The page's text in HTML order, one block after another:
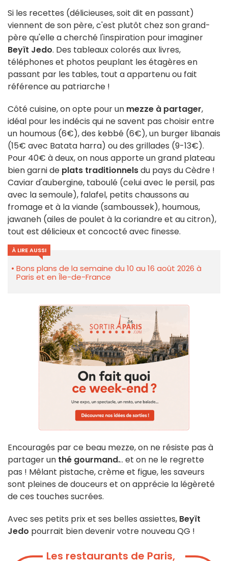
Si les recettes (délicieuses, soit dit en passant)
viennent de son père, c'est plutôt chez son grand-
père qu'elle a cherché l'inspiration pour imaginer
Beyït Jedo. Des tableaux colorés aux livres,
téléphones et photos peuplant les étagères en
passant par les tables, tout a appartenu ou fait
référence au patriarche !
Côté cuisine, on opte pour un mezze à partager,
idéal pour les indécis qui ne savent pas choisir entre
un houmous (6€), des kebbé (6€), un burger libanais
(15€ avec Batata harra) ou des grillades (9-13€).
Pour 40€ à deux, on nous apporte un grand plateau
bien garni de plats traditionnelsdu pays du Cèdre !
Caviar d'aubergine, taboulé (celui avec le persil, pas
avec la semoule), falafel, petits chaussons au
fromage et à la viande (samboussek), houmous,
jawaneh (ailes de poulet à la coriandre et au citron),
tout est délicieux et concocté avec finesse.
À LIRE AUSSI
Bons plans de la semaine du 10 au 16 août 2026 à
Paris et en Île-de-France
Encouragés par ce beau mezze, on ne résiste pas à
partager un thé gourmand... et on ne le regrette
pas ! Mêlant pistache, crème et figue, les saveurs
sont pleines de douceurs et on apprécie la légèreté
de ces touches sucrées.
Avec ses petits prix et ses belles assiettes, Beyït
Jedo pourrait bien devenir votre nouveau QG !
Les restaurants de Paris,